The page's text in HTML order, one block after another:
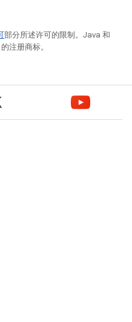
部分所述许可的限制。Java 和
注册商标。